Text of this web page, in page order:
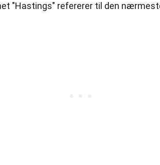
"Hastings" refererer til den